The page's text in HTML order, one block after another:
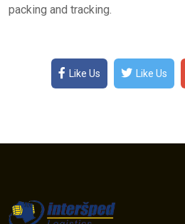
packing and tracking.
Like Us Like Us